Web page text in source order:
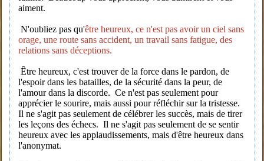
aiment.
N'oubliez pas qu'être heureux, ce n'est pas avoir un ciel sans
orage, une route sans accident, un travail sans fatigue, des
relations sans déceptions.
Être heureux, c'est trouver de la force dans le pardon, de
l'espoir dans les batailles, de la sécurité dans la peur, de
l'amour dans la discorde. Ce n'est pas seulement pour
apprécier le sourire, mais aussi pour réfléchir sur la tristesse.
Il ne s'agit pas seulement de célébrer les succès, mais de tirer
les leçons des échecs. Il ne s'agit pas seulement de se sentir
heureux avec les applaudissements, mais d'être heureux dans
l'anonymat.